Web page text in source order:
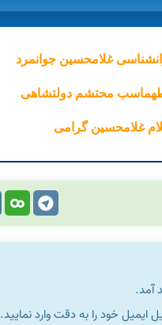
غلامحسین جوانمرد
طهماسب محتشم دولتشاهی
غلامحسین گرامی
آمد.
خود را به دقت وارد نمایید.